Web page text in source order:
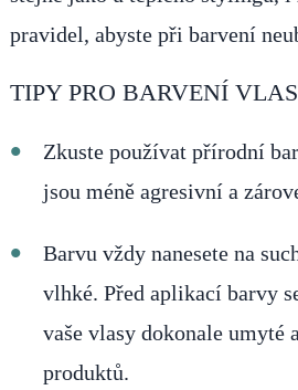
pravidel, abyste při barvení
TIPY PRO BARVENÍ
Zkuste používat přírodní
jsou méně agresivní a
Barvu vždy nanesete na
vlhké. Před aplikací barvy
vaše vlasy dokonale umyté
produktů.